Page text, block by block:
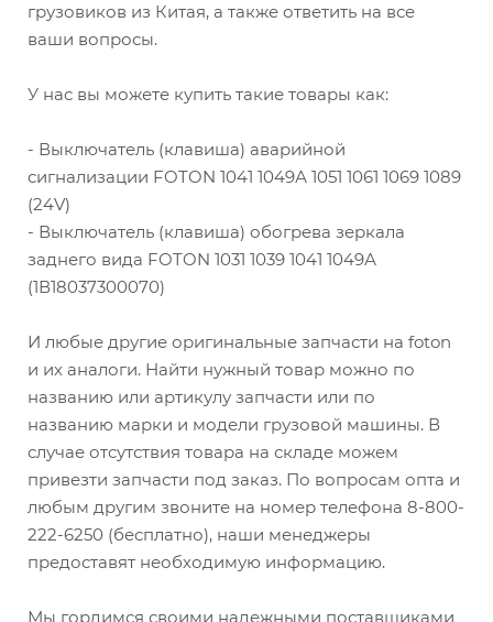
грузовиков из Китая, а также ответить на все
ваши вопросы.
У нас вы можете купить такие товары как:
- Выключатель (клавиша) аварийной
сигнализации FOTON 1041 1049А 1051 1061 1069 1089
(24V)
- Выключатель (клавиша) обогрева зеркала
заднего вида FOTON 1031 1039 1041 1049А
(1В18037300070)
И любые другие оригинальные запчасти на foton
и их аналоги. Найти нужный товар можно по
названию или артикулу запчасти или по
названию марки и модели грузовой машины. В
случае отсутствия товара на складе можем
привезти запчасти под заказ. По вопросам опта и
любым другим звоните на номер телефона 8-800-
222-6250 (бесплатно), наши менеджеры
предоставят необходимую информацию.
Мы гордимся своими надежными поставщиками